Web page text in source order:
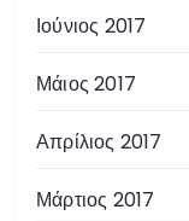
Ιούνιος 2017
Μάιος 2017
Απρίλιος 2017
Μάρτιος 2017